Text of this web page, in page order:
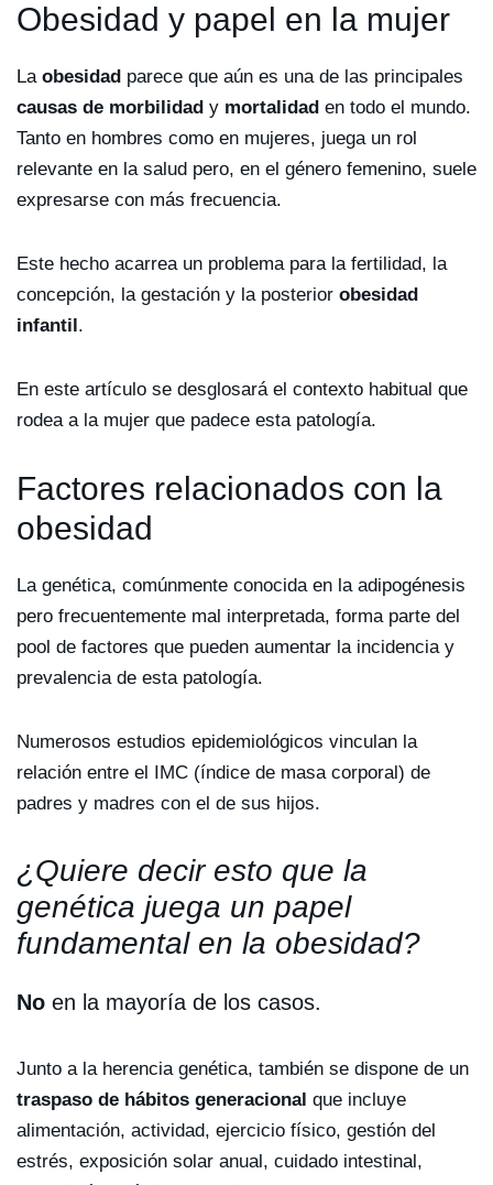
Obesidad y papel en la mujer
La obesidad parece que aún es una de las principales
causas de morbilidad y mortalidad en todo el mundo.
Tanto en hombres como en mujeres, juega un rol
relevante en la salud pero, en el género femenino, suele
expresarse con más frecuencia.
Este hecho acarrea un problema para la fertilidad, la
concepción, la gestación y la posterior obesidad
infantil.
En este artículo se desglosará el contexto habitual que
rodea a la mujer que padece esta patología.
Factores relacionados con la
obesidad
La genética, comúnmente conocida en la adipogénesis
pero frecuentemente mal interpretada, forma parte del
pool de factores que pueden aumentar la incidencia y
prevalencia de esta patología.
Numerosos estudios epidemiológicos vinculan la
relación entre el IMC (índice de masa corporal) de
padres y madres con el de sus hijos.
¿Quiere decir esto que la
genética juega un papel
fundamental en la obesidad?
No en la mayoría de los casos.
Junto a la herencia genética, también se dispone de un
traspaso de hábitos generacional que incluye
alimentación, actividad, ejercicio físico, gestión del
estrés, exposición solar anual, cuidado intestinal,